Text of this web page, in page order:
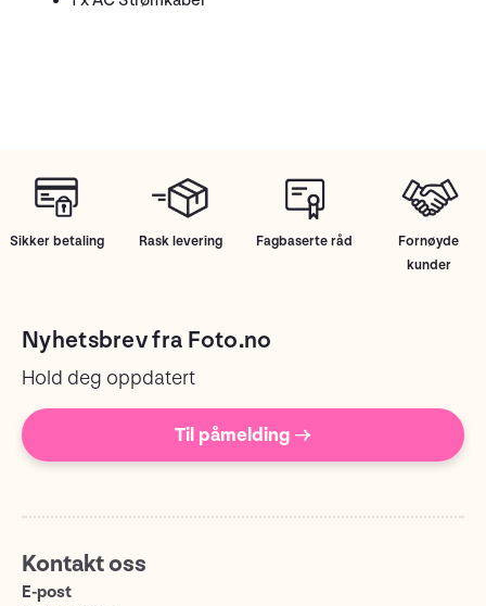
Sikker betaling Rask levering Fagbaserte råd
Fornøyde
kunder
Nyhetsbrev fra Foto.no
Hold deg oppdatert
Til påmelding →
Kontakt oss
E-post